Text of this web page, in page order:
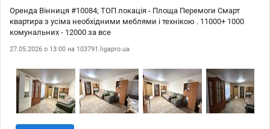
Оренда Вінниця #10084; ТОП локація - Площа Перемоги Смарт
квартира з усіма необхідними меблями і технікою . 11000+ 1000
комунальних - 12000 за все
27.05.2026 о 13:00 на 103791.ligapro.ua